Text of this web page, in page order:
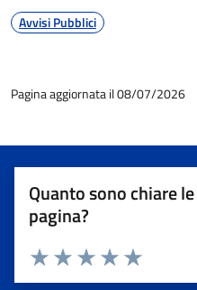
Avvisi Pubblici
Pagina aggiornata il 08/07/2026
Quanto sono chiare
pagina?
Valuta 5
Valuta 4 stelle
Valuta 3 stelle su 5
Valuta 2 stelle su 5
Valuta 1 stelle su 5